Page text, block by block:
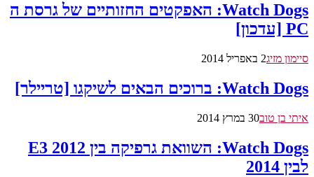
Watch Dogs: האפקטים החזותיים של גרסת ה
PC [עדכון]
סיימון מזיג2 באפריל 2014
Watch Dogs: ברוכים הבאים לשיקגו [טריילר]
איתי בן טוב30 במרץ 2014
Watch Dogs: השוואת גרפיקה בין E3 2012
לבין 2014